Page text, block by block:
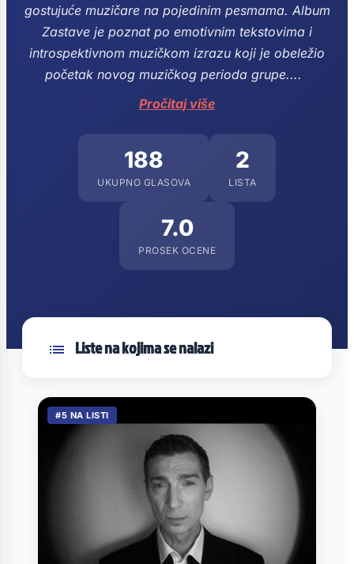
gostujuće muzičare na pojedinim pesmama. Album
Zastave je poznat po emotivnim tekstovima i
introspektivnom muzičkom izrazu koji je obeležio
početak novog muzičkog perioda grupe....
Pročitaj više
188
UKUPNO GLASOVA
2
LISTA
7.0
PROSEK OCENE
Liste na kojima se nalazi
#5 NA LISTI